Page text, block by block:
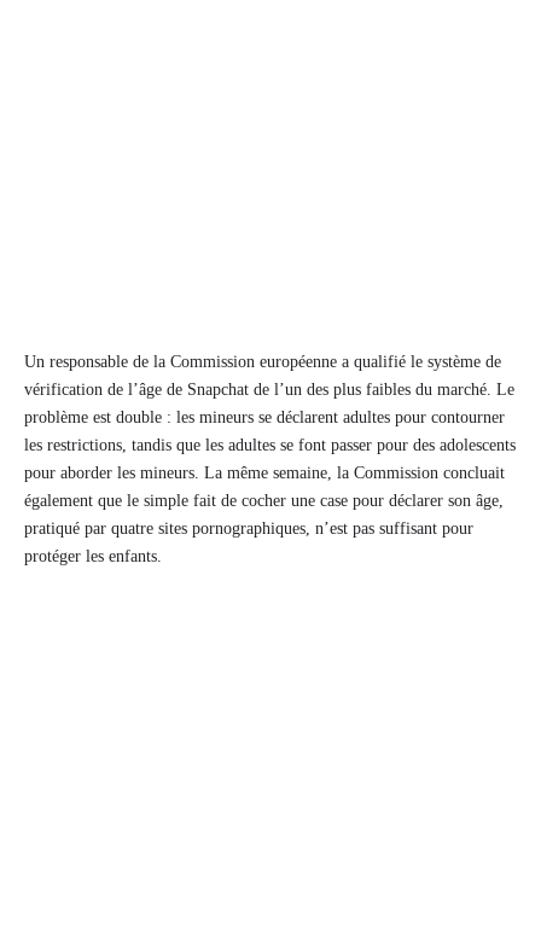
Un responsable de la Commission européenne a qualifié le système de
vérification de l’âge de Snapchat de l’un des plus faibles du marché. Le
problème est double : les mineurs se déclarent adultes pour contourner
les restrictions, tandis que les adultes se font passer pour des adolescents
pour aborder les mineurs. La même semaine, la Commission concluait
également que le simple fait de cocher une case pour déclarer son âge,
pratiqué par quatre sites pornographiques, n’est pas suffisant pour
protéger les enfants.